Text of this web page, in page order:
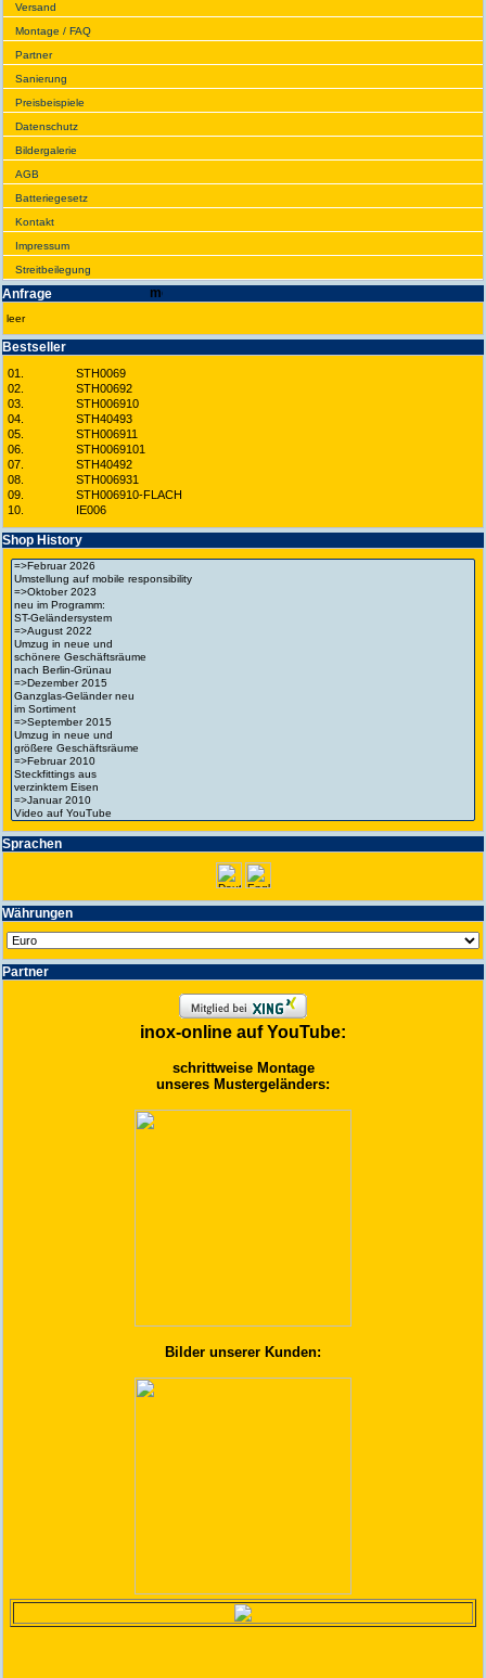
Versand
Montage / FAQ
Partner
Sanie­rung
Preis­beispiele
Daten­schutz
Bilder­galerie
AGB
Batte­rie­gesetz
Kontakt
Impres­sum
Streit­bei­legung
Anfrage
leer
Best­seller
01.
STH0069
02.
STH00692
03.
STH006910
04.
STH40493
05.
STH006911
06.
STH0069101
07.
STH40492
08.
STH006931
09.
STH006910-FLACH
10.
IE006
Shop History
Spra­chen
Wäh­run­gen
Partner
inox-online auf YouTube:
schrittweise Montage
unseres Mustergeländers:
Bilder unserer Kunden: